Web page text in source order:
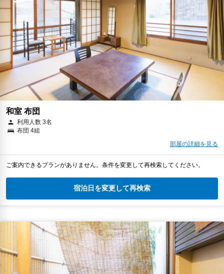
和室 布団
利用人数 3名
布団 4組
部屋の詳細を見る
ご案内できるプランがありません。条件を変更して再検索してください。
宿泊日を変更して再検索